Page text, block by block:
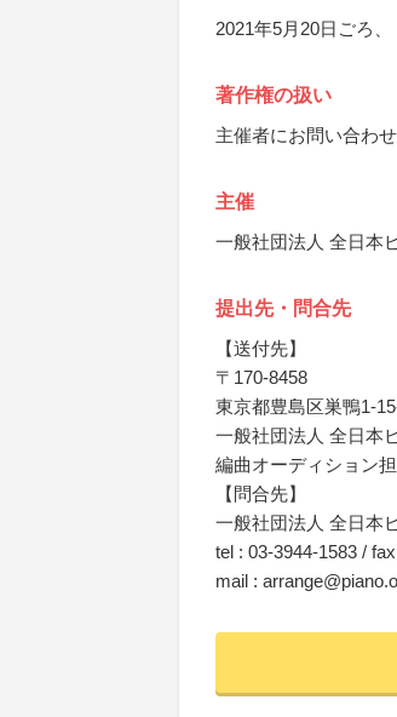
2021年5月20日ごろ
著作権の扱い
主催者にお問い合わ
主催
一般社団法人 全日本
提出先・問合先
【送付先】
〒170-8458
東京都豊島区巣鴨1-
一般社団法人 全日本
編曲オーディション
【問合先】
一般社団法人 全日本
tel : 03-3944-1583 /
mail :